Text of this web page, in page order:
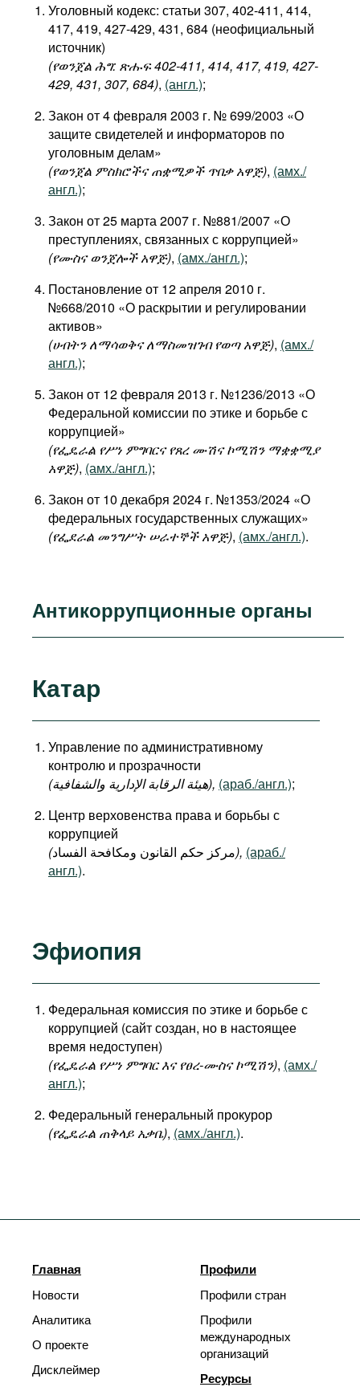
Уголовный кодекс: статьи 307, 402-411, 414,
417, 419, 427-429, 431, 684 (неофициальный
источник)
(የወንጀልሕግ: ጽሑፍ 402-411, 414, 417, 419, 427-
429, 431, 307, 684), (англ.);
Закон от 4 февраля 2003 г. № 699/2003 «О
защите свидетелей и информаторов по
уголовным делам»
(የወንጀል ምስክሮችና ጠቋሚዎች ጥበቃ አዋጅ), (амх./
англ.);
Закон от 25 марта 2007 г. №881/2007 «О
преступлениях, связанных с коррупцией»
(የሙስና ወንጀሎች አዋጅ), (амх./англ.);
Постановление от 12 апреля 2010 г.
№668/2010 «О раскрытии и регулировании
активов»
(ሀብትን ለማሳወቅና ለማስመዝገብ የወጣአዋጅ), (амх./
англ.);
Закон от 12 февраля 2013 г. №1236/2013 «О
Федеральной комиссии по этике и борьбе с
коррупцией»
(የፌዴራል የሥነ ምግባርና የጸረ ሙሽና ኮሚሽን ማቋቋሚያ
አዋጅ), (амх./англ.);
Закон от 10 декабря 2024 г. №1353/2024 «О
федеральных государственных служащих»
(የፌደራል መንግሥት ሠራተኞችአዋጅ), (амх./англ.).
Антикоррупционные органы
Катар
Управление по административному
контролю и прозрачности
(هيئة الرقابة الإدارية والشفافية), (араб./англ.);
Центр верховенства права и борьбы с
коррупцией
(مركز حكم القانون ومكافحة الفساد), (араб./
англ.).
Эфиопия
Федеральная комиссия по этике и борьбе с
коррупцией (сайт создан, но в настоящее
время недоступен)
(የፌዴራል የሥነ ምግባርእና የፀረ-ሙስና ኮሚሽን), (амх./
англ.);
Федеральный генеральный прокурор
(የፌዴራል ጠቅላይአቃቤ), (амх./англ.).
Главная
Новости
Аналитика
О проекте
Дисклеймер
Профили
Профили стран
Профили
международных
организаций
Ресурсы